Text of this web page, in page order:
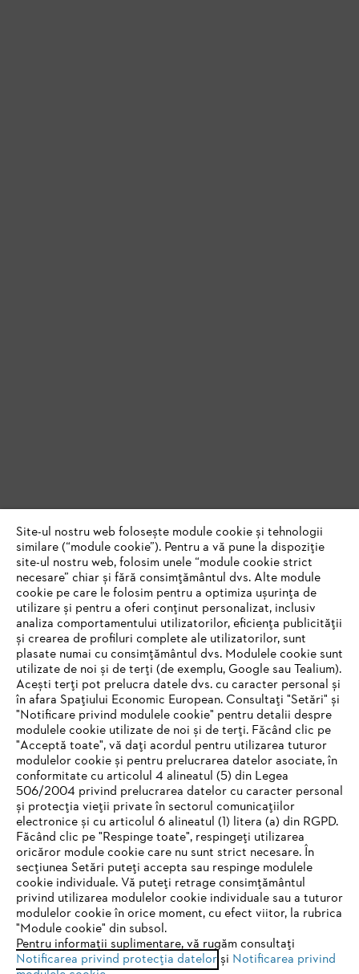
IHR BROWSER WIRD NICHT
UNTERSTÜTZT
Sie nutzen einen Browser, den wir noch nicht unterstützen. Für
eine optimale Nutzung unserer Seite empfehlen wir Ihnen, zu
einem der folgenden Browser zu wechseln:
Site-ul nostru web folosește module cookie și tehnologii
similare (“module cookie”). Pentru a vă pune la dispoziție
site-ul nostru web, folosim unele “module cookie strict
necesare” chiar și fără consimțământul dvs. Alte module
cookie pe care le folosim pentru a optimiza ușurința de
utilizare și pentru a oferi conținut personalizat, inclusiv
analiza comportamentului utilizatorilor, eficiența publicității
și crearea de profiluri complete ale utilizatorilor, sunt
plasate numai cu consimțământul dvs. Modulele cookie sunt
utilizate de noi și de terți (de exemplu, Google sau Tealium).
Acești terți pot prelucra datele dvs. cu caracter personal și
în afara Spațiului Economic European. Consultați "Setări" și
"Notificare privind modulele cookie" pentru detalii despre
modulele cookie utilizate de noi și de terți. Făcând clic pe
"Acceptă toate", vă dați acordul pentru utilizarea tuturor
modulelor cookie și pentru prelucrarea datelor asociate, în
conformitate cu articolul 4 alineatul (5) din Legea
506/2004 privind prelucrarea datelor cu caracter personal
și protecția vieții private în sectorul comunicațiilor
electronice și cu articolul 6 alineatul (1) litera (a) din RGPD.
Făcând clic pe "Respinge toate", respingeți utilizarea
oricăror module cookie care nu sunt strict necesare. În
secțiunea Setări puteți accepta sau respinge modulele
cookie individuale. Vă puteți retrage consimțământul
privind utilizarea modulelor cookie individuale sau a tuturor
modulelor cookie în orice moment, cu efect viitor, la rubrica
"Module cookie" din subsol.
Pentru informații suplimentare, vă rugăm consultați
Notificarea privind protecția datelorși Notificarea privind